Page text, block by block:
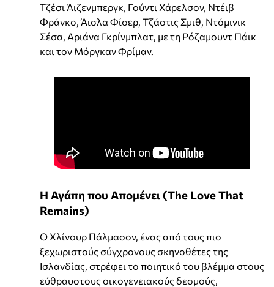
Τζέσι Άιζενμπεργκ, Γούντι Χάρελσον, Ντέιβ
Φράνκο, Άισλα Φίσερ, Τζάστις Σμιθ, Ντόμινικ
Σέσα, Αριάνα Γκρίνμπλατ, με τη Ρόζαμουντ Πάικ
και τον Μόργκαν Φρίμαν.
Η Αγάπη που Απομένει (The Love That
Remains)
Ο Χλίνουρ Πάλμασον, ένας από τους πιο
ξεχωριστούς σύγχρονους σκηνοθέτες της
Ισλανδίας, στρέφει το ποιητικό του βλέμμα στους
εύθραυστους οικογενειακούς δεσμούς,